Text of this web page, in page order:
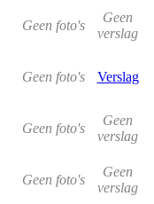
Geen foto's
Geen
verslag
Geen foto's Verslag
Geen foto's
Geen
verslag
Geen foto's
Geen
verslag